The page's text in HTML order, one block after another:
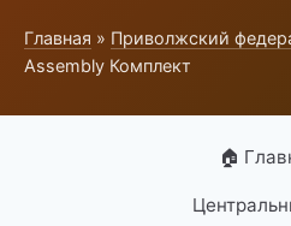
Главная » Приволжский
Assembly Комплект
🏠